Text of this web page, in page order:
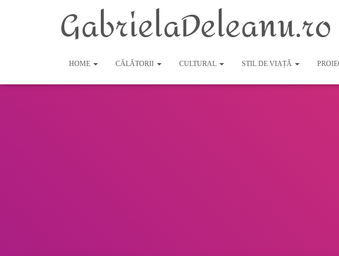
GabrielaDeleanu.ro
HOME CĂLĂTORII CULTURAL STIL DE VIAȚĂ